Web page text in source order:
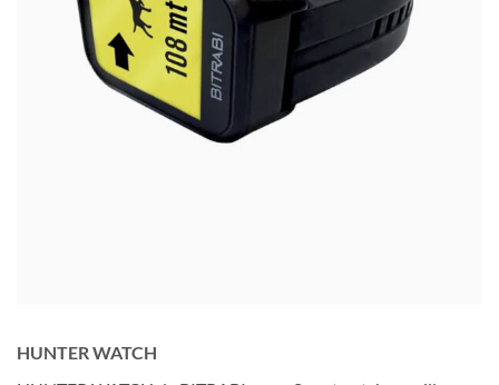
HUNTER WATCH